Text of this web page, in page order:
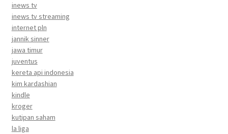
inews tv
inews tv streaming
internet pln
jannik sinner
jawa timur
juventus
kereta api indonesia
kim kardashian
kindle
kroger
kutipan saham
la liga